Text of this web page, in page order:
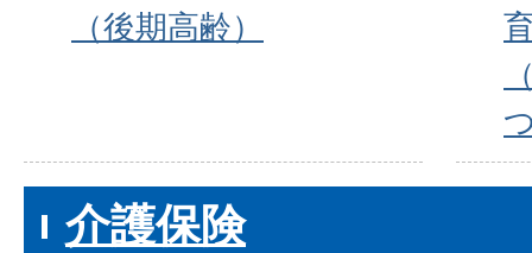
（後期高齢）
介護保険